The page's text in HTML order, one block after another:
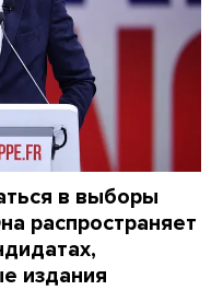
в выборы
распространяет
издания